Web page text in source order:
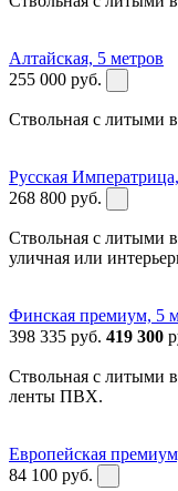
Алтайская, 5 метров
255 000 руб.
Ствольная с литыми
Русская
268 800 руб.
Ствольная с литыми
уличная или
Финская премиум, 5
398 335 руб. 419 300
Ствольная с литыми
ленты ПВХ.
Европейская
84 100 руб.